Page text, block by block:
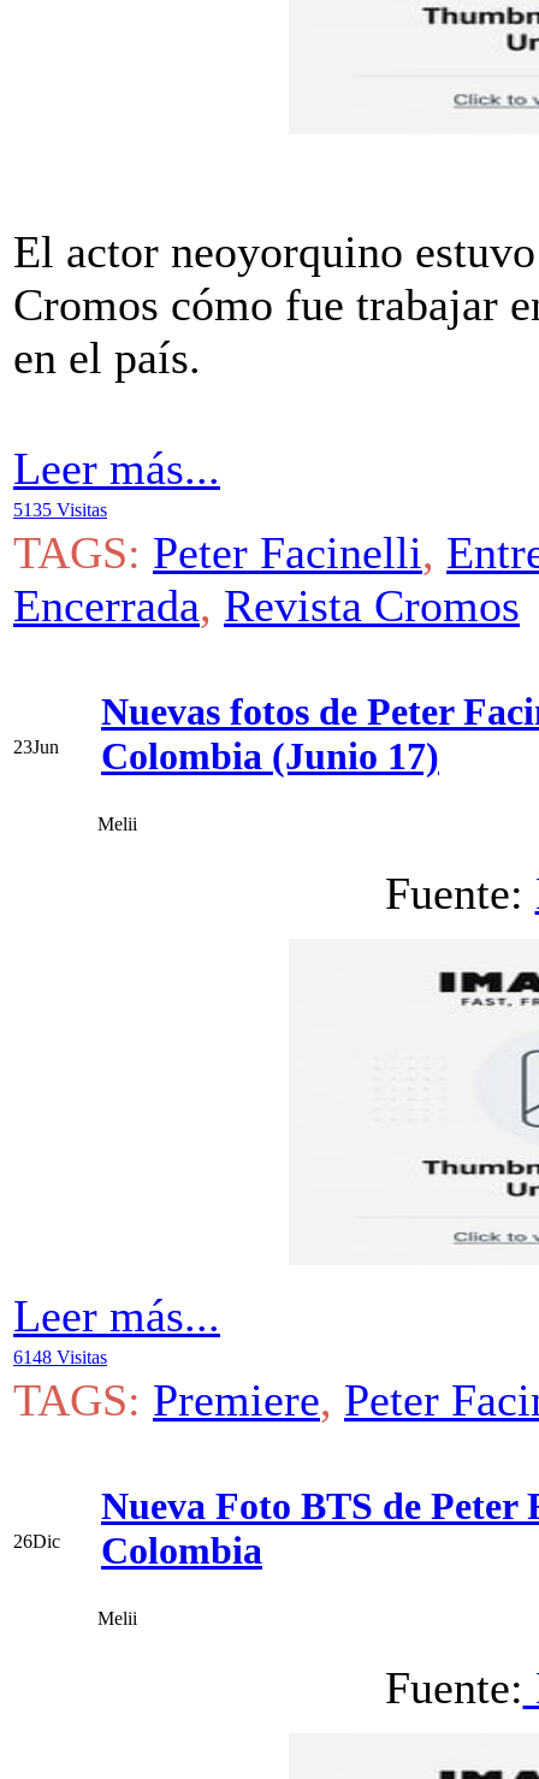
El actor neoyorquino
Cromos cómo fue trabajar
en el país.
Leer más...
5135 Visitas
TAGS: Peter Facinelli,
Encerrada, Revista Cromos
23Jun
Nuevas fotos de Peter
Colombia (Junio 17)
Melii
Fuente:
Leer más...
6148 Visitas
TAGS: Premiere, Peter
26Dic
Nueva Foto BTS de
Colombia
Melii
Fuente: